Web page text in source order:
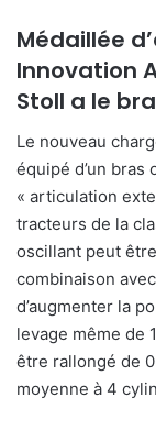
Médaillée
Innovation
Stoll a le
Le nouveau
équipé d’un bras
« articulation
tracteurs de la
oscillant peut
combinaison
d’augmenter la
levage même de
être rallongé de
moyenne à 4